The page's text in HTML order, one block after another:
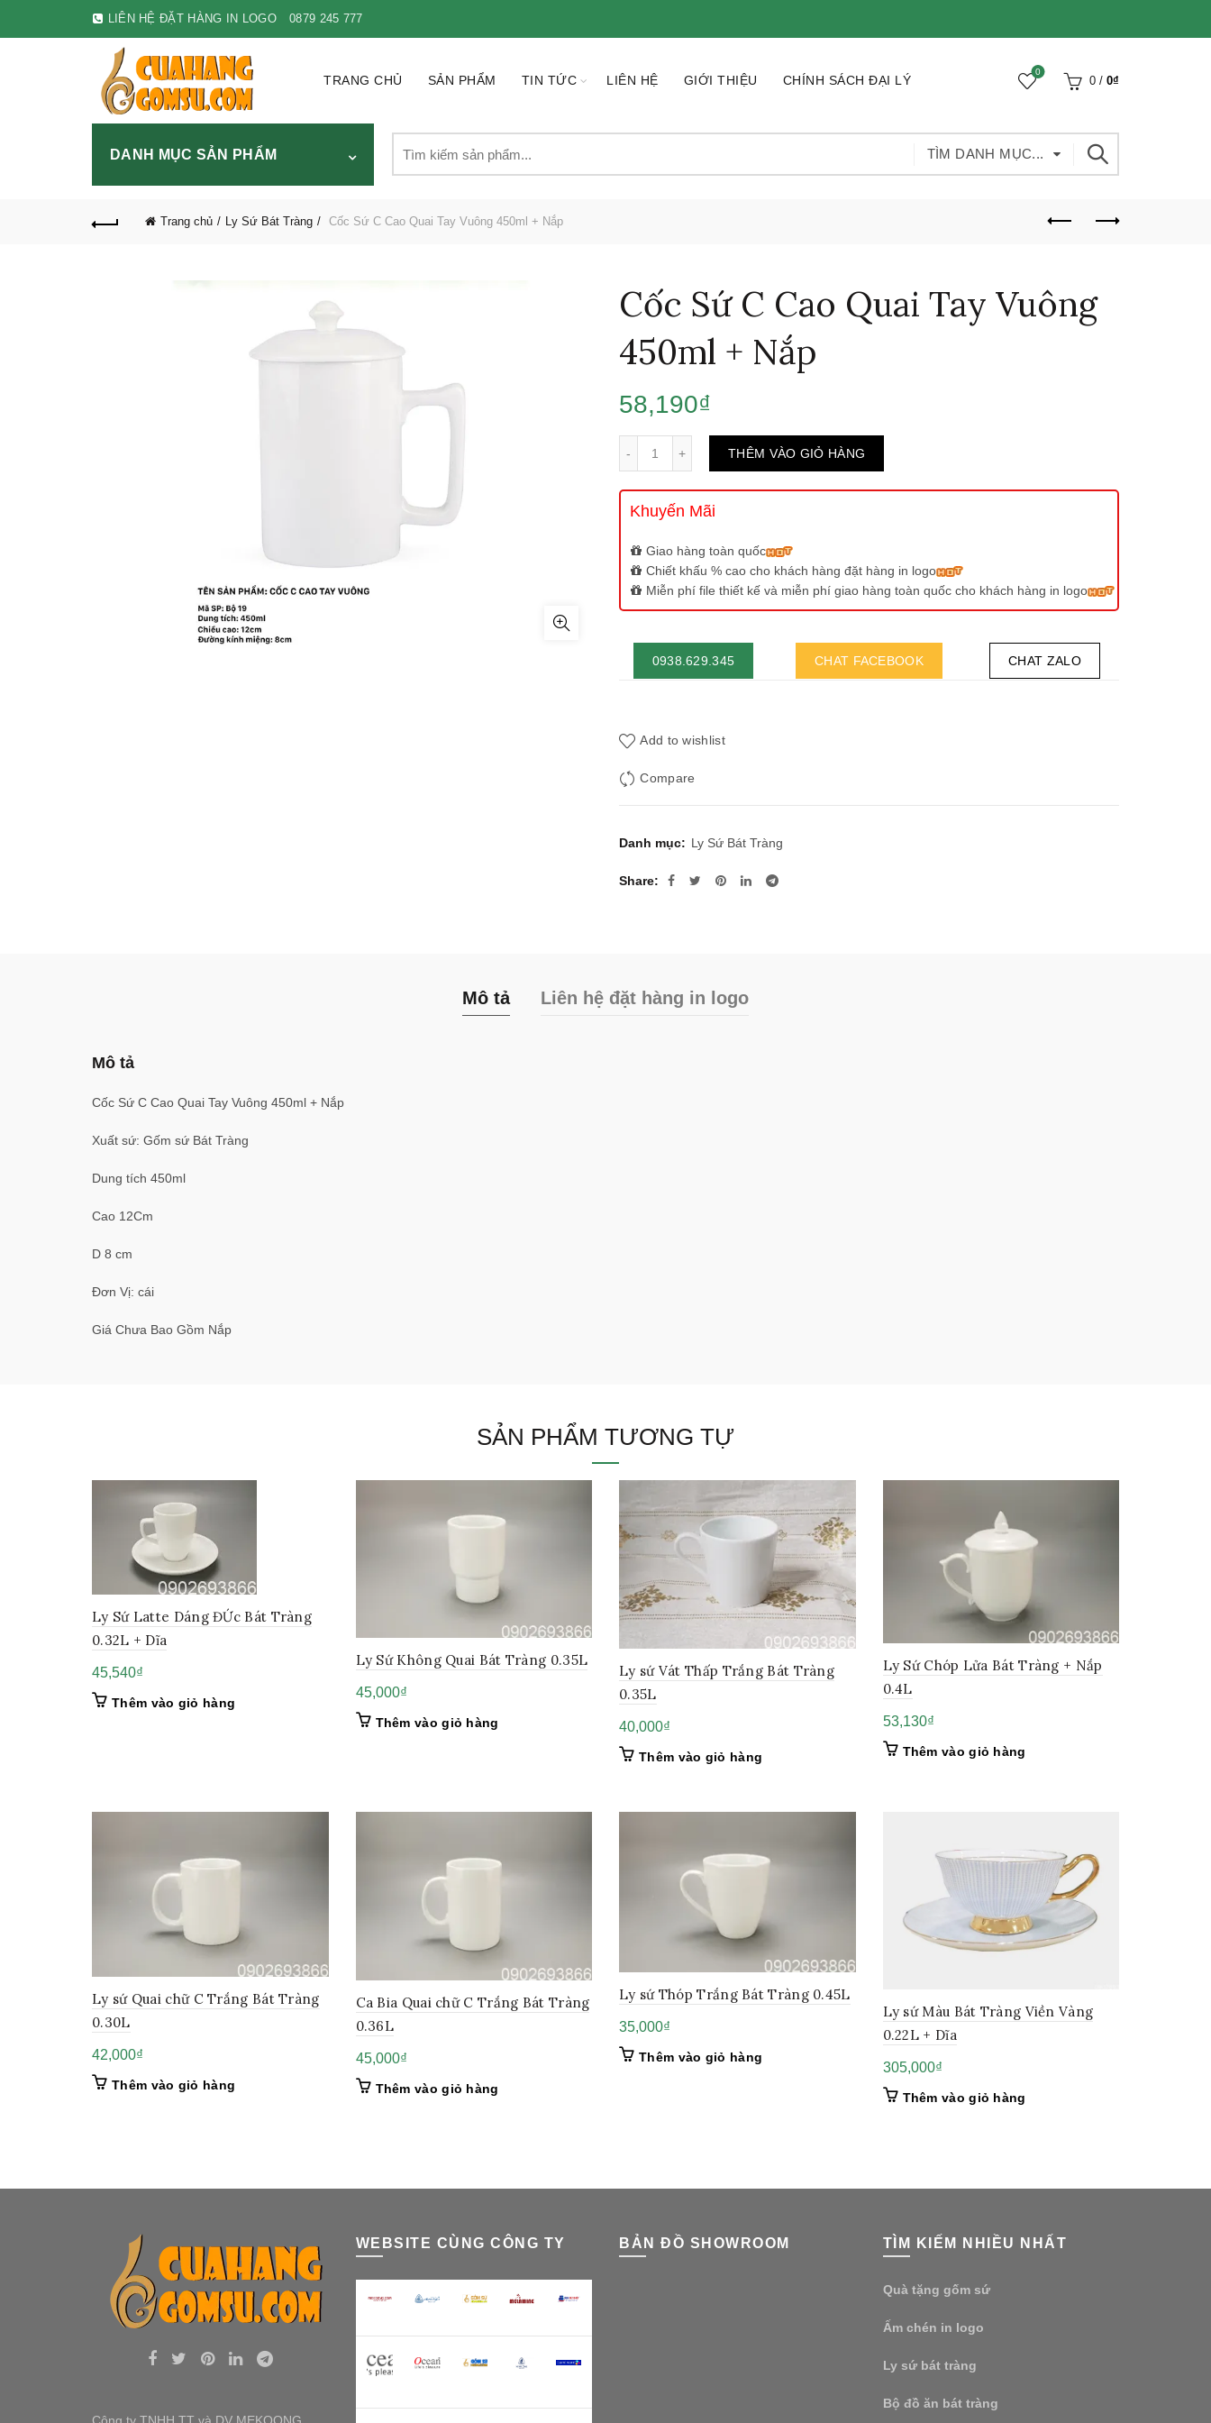
LIÊN HỆ ĐẶT HÀNG IN LOGO 0879 245 777
TRANG CHỦ SẢN PHẨM TIN TỨC LIÊN HỆ GIỚI THIỆU CHÍNH SÁCH ĐẠI LÝ
0
0 / 0₫
DANH MỤC SẢN PHẨM
for:
TÌM DANH MỤC...
Trang chủ Ly Sứ Bát Tràng Cốc Sứ C Cao Quai Tay Vuông 450ml + Nắp
Cốc Sứ C Cao Quai Tay Vuông
450ml + Nắp
58,190₫
THÊM VÀO GIỎ HÀNG
Khuyến Mãi
Giao hàng toàn quốc
Chiết khấu % cao cho khách hàng đặt hàng in logo
Miễn phí file thiết kế và miễn phí giao hàng toàn quốc cho khách hàng in logo
0938.629.345 CHAT FACEBOOK CHAT ZALO
Add to wishlist
Compare
Danh mục: Ly Sứ Bát Tràng
Share
Mô tả Liên hệ đặt hàng in logo
Mô tả
Cốc Sứ C Cao Quai Tay Vuông 450ml + Nắp
Xuất sứ: Gốm sứ Bát Tràng
Dung tích 450ml
Cao 12Cm
D 8 cm
Đơn Vị: cái
Giá Chưa Bao Gồm Nắp
SẢN PHẨM TƯƠNG TỰ
Ly Sứ Latte Dáng ĐỨc Bát Tràng
0.32L + Dĩa
45,540₫
Thêm vào giỏ hàng
Ly Sứ Không Quai Bát Tràng 0.35L
45,000₫
Thêm vào giỏ hàng
Ly sứ Vát Thấp Trắng Bát Tràng
0.35L
40,000₫
Thêm vào giỏ hàng
Ly Sứ Chóp Lửa Bát Tràng + Nắp
0.4L
53,130₫
Thêm vào giỏ hàng
Ly sứ Quai chữ C Trắng Bát Tràng
0.30L
42,000₫
Thêm vào giỏ hàng
Ca Bia Quai chữ C Trắng Bát Tràng
0.36L
45,000₫
Thêm vào giỏ hàng
Ly sứ Thóp Trắng Bát Tràng 0.45L
35,000₫
Thêm vào giỏ hàng
Ly sứ Màu Bát Tràng Viền Vàng
0.22L + Dĩa
305,000₫
Thêm vào giỏ hàng
WEBSITE CÙNG CÔNG TY BẢN ĐỒ SHOWROOM TÌM KIẾM NHIỀU NHẤT
Quà tặng gốm sứ
Ấm chén in logo
Ly sứ bát tràng
Bộ đồ ăn bát tràng